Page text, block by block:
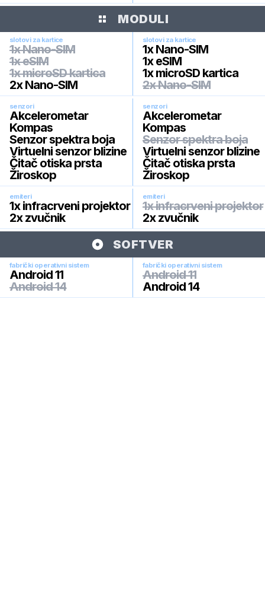
MODULI
slotovi za kartice
1x Nano-SIM
1x eSIM
1x microSD kartica
2x Nano-SIM
slotovi za kartice
1x Nano-SIM
1x eSIM
1x microSD kartica
2x Nano-SIM
senzori
Akcelerometar
Kompas
Senzor spektra boja
Virtuelni senzor blizine
Čitač otiska prsta
Žiroskop
senzori
Akcelerometar
Kompas
Senzor spektra boja
Virtuelni senzor blizine
Čitač otiska prsta
Žiroskop
emiteri
1x infracrveni projektor
2x zvučnik
emiteri
1x infracrveni projektor
2x zvučnik
SOFTVER
fabrički operativni sistem
Android 11
Android 14
fabrički operativni sistem
Android 11
Android 14